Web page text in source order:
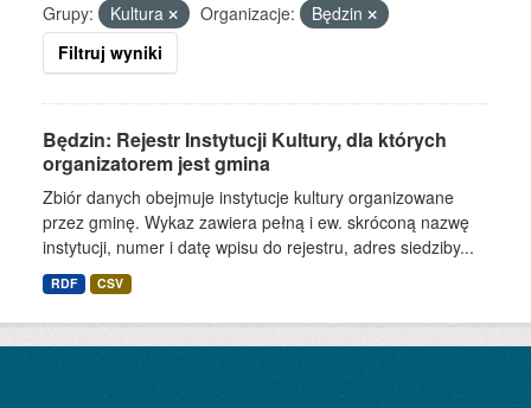
Grupy:
Kultura Organizacje:
Będzin
Filtruj wyniki
Będzin: Rejestr Instytucji Kultury, dla których
organizatorem jest gmina
Zbiór danych obejmuje instytucje kultury organizowane
przez gminę. Wykaz zawiera pełną i ew. skróconą nazwę
instytucji, numer i datę wpisu do rejestru, adres siedziby...
RDF CSV